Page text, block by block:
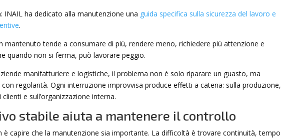
INAIL ha dedicato alla manutenzione una guida specifica sulla sicurezza del lavoro e
.
mantenuto tende a consumare di più, rendere meno, richiedere più attenzione e
quando non si ferma, può lavorare peggio.
manifatturiere e logistiche, il problema non è solo riparare un guasto, ma
regolarità. Ogni interruzione improvvisa produce effetti a catena: sulla produzione,
e sull’organizzazione interna.
stabile aiuta a mantenere il controllo
è capire che la manutenzione sia importante. La difficoltà è trovare continuità, tempo